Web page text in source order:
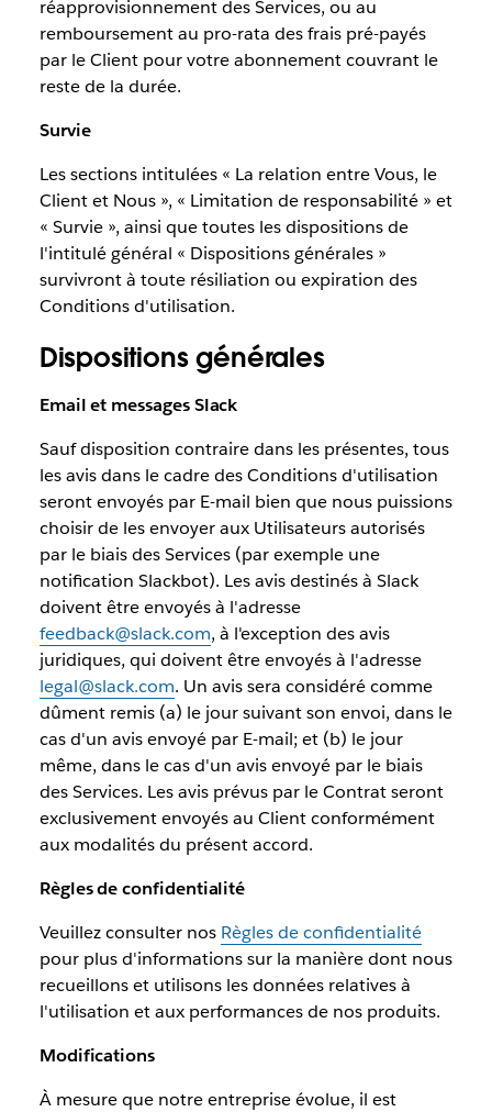
réapprovisionnement des Services, ou au
remboursement au pro-rata des frais pré-payés
par le Client pour votre abonnement couvrant le
reste de la durée.
Survie
Les sections intitulées « La relation entre Vous, le
Client et Nous », « Limitation de responsabilité » et
« Survie », ainsi que toutes les dispositions de
l'intitulé général « Dispositions générales »
survivront à toute résiliation ou expiration des
Conditions d'utilisation.
Dispositions générales
Email et messages Slack
Sauf disposition contraire dans les présentes, tous
les avis dans le cadre des Conditions d'utilisation
seront envoyés par E-mail bien que nous puissions
choisir de les envoyer aux Utilisateurs autorisés
par le biais des Services (par exemple une
notification Slackbot). Les avis destinés à Slack
doivent être envoyés à l'adresse
feedback@slack.com, à l'exception des avis
juridiques, qui doivent être envoyés à l'adresse
legal@slack.com. Un avis sera considéré comme
dûment remis (a) le jour suivant son envoi, dans le
cas d'un avis envoyé par E-mail; et (b) le jour
même, dans le cas d'un avis envoyé par le biais
des Services. Les avis prévus par le Contrat seront
exclusivement envoyés au Client conformément
aux modalités du présent accord.
Règles de confidentialité
Veuillez consulter nos Règles de confidentialité
pour plus d'informations sur la manière dont nous
recueillons et utilisons les données relatives à
l'utilisation et aux performances de nos produits.
Modifications
À mesure que notre entreprise évolue, il est